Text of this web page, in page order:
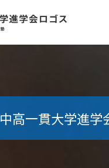
高一貫大学進学